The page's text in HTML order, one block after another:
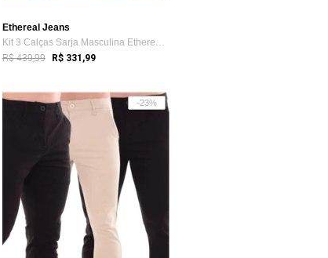
Ethereal Jeans
Kit 3 Calças Sarja Masculina Ethereal Je...
R$ 439,99 R$ 331,99
-23%